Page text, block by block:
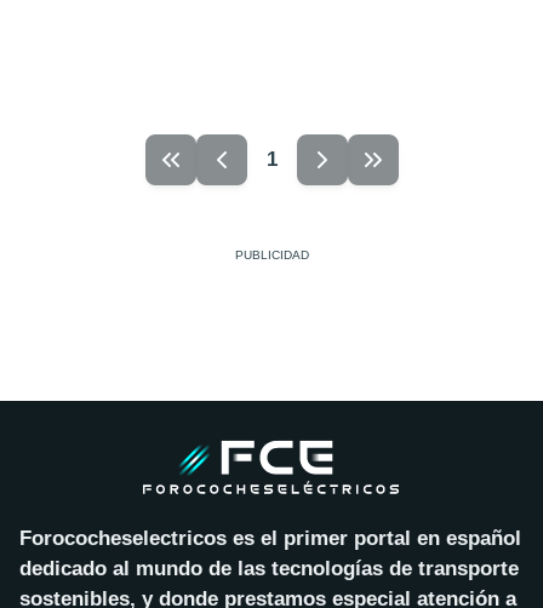
1
Forococheselectricos es el primer portal en español
dedicado al mundo de las tecnologías de transporte
sostenibles, y donde prestamos especial atención a